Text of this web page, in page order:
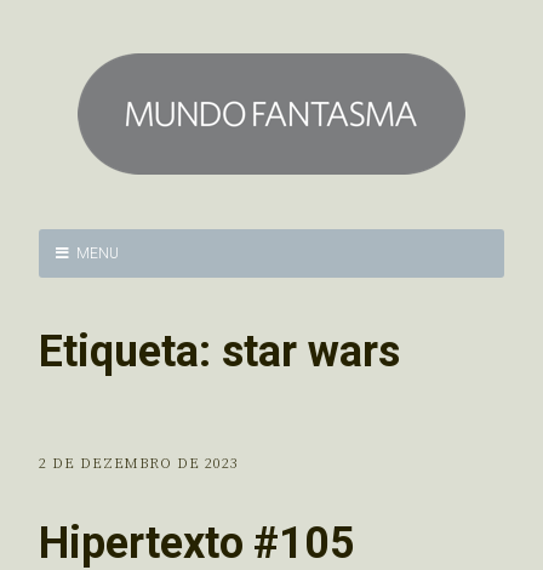
MENU
Etiqueta: star wars
2 DE DEZEMBRO DE 2023
Hipertexto #105